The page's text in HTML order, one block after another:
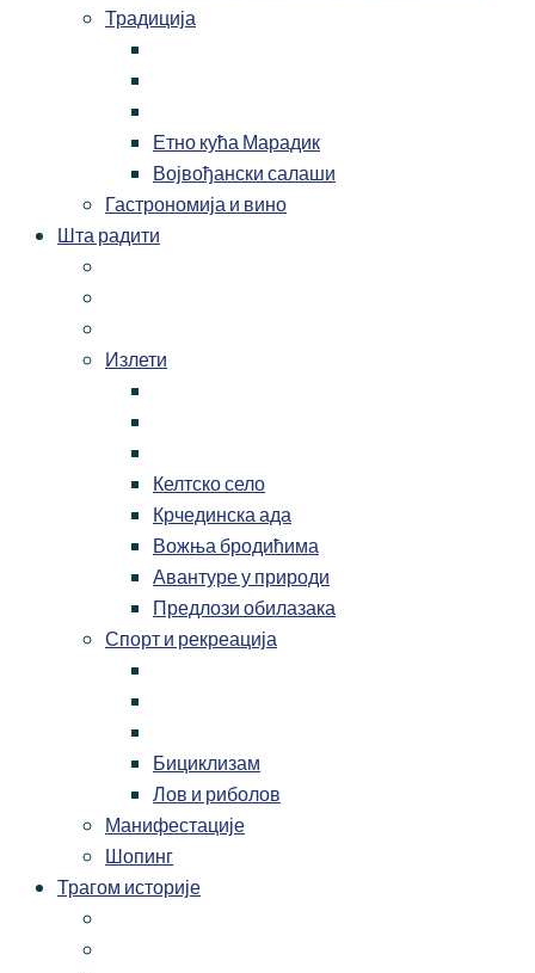
Традиција
Етно кућа Марадик
Војвођански салаши
Гастрономија и вино
Шта радити
Излети
Келтско село
Крчединска ада
Вожња бродићима
Авантуре у природи
Предлози обилазака
Спорт и рекреација
Бициклизам
Лов и риболов
Манифестације
Шопинг
Трагом историје